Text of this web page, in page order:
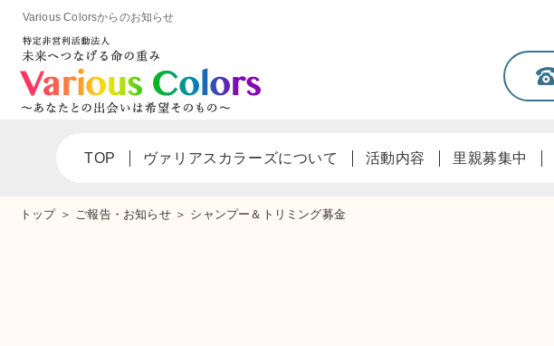
Various Colorsからのお知らせ
TOP ヴァリアスカラーズについて 活動内容 里親募集中
トップ ＞ ご報告・お知らせ ＞ シャンプー＆トリミング募金